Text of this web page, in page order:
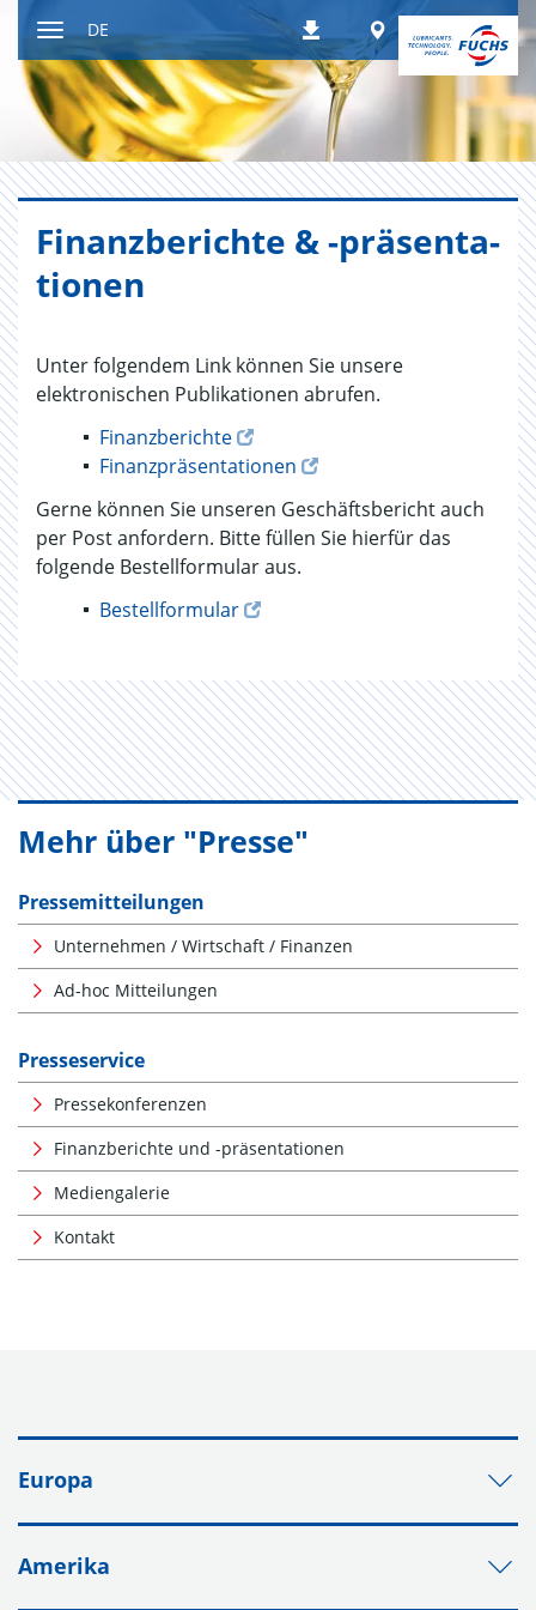
Inhalt Navigation
ein-
bzw.
ausblenden
DownloadsWorldwide
DE
Fi­nanz­be­rich­te & -prä­sen­ta­
tio­nen
Unter folgendem Link können Sie unsere
elektronischen Publikationen abrufen.
Finanzberichte
Finanzpräsentationen
Gerne können Sie unseren Geschäftsbericht auch
per Post anfordern. Bitte füllen Sie hierfür das
folgende Bestellformular aus.
Bestellformular
Mehr über "Presse"
Pressemitteilungen
Unternehmen / Wirtschaft / Finanzen
Ad-hoc Mitteilungen
Presseservice
Pressekonferenzen
Finanzberichte und -präsentationen
Mediengalerie
Kontakt
Europa
Amerika